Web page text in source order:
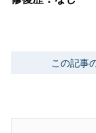
この記事